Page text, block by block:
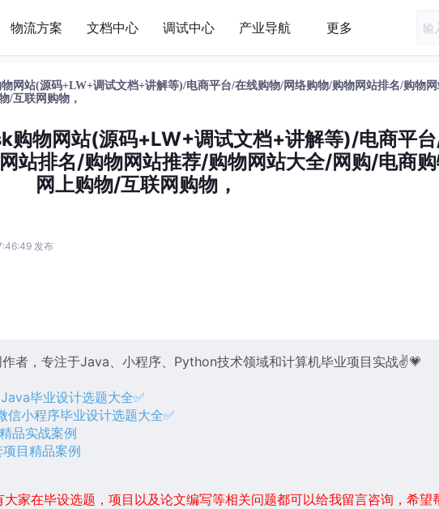
物流方案 文档中心 调试中心 产业导航 更多
网站(源码+LW+调试文档+讲解等)/电商平台/在线购物/网络购物/购物网站排名/购物
/互联网购物，
物网站(源码+LW+调试文档+讲解等)/电商平
站排名/购物网站推荐/购物网站大全/网购/电商
网上购物/互联网购物，
发布
者，专注于Java、小程序、Python技术领域和计算机毕业项目实战✌💗
毕业设计选题大全✅
小程序毕业设计选题大全✅
品实战案例
目精品案例
家在毕设选题，项目以及论文编写等相关问题都可以给我留言咨询，希望